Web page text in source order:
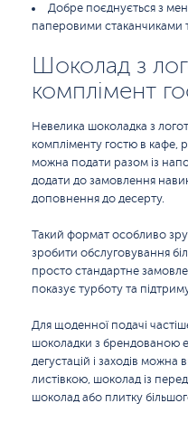
Добре поєднується з
паперовими стаканчиками
Шоколад з
комплімент
Невелика шоколадка з
компліменту гостю в кафе,
можна подати разом із
додати до замовлення
доповнення до десерту.
Такий формат особливо
зробити обслуговування
просто стандартне
показує турботу та
Для щоденної подачі
шоколадки з брендованою
дегустацій і заходів
листівкою, шоколад із
шоколад або плитку